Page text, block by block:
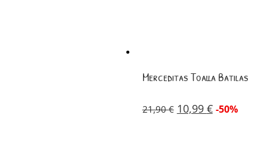
Merceditas Toalla Batilas
21,90€ 10,99 € -50%